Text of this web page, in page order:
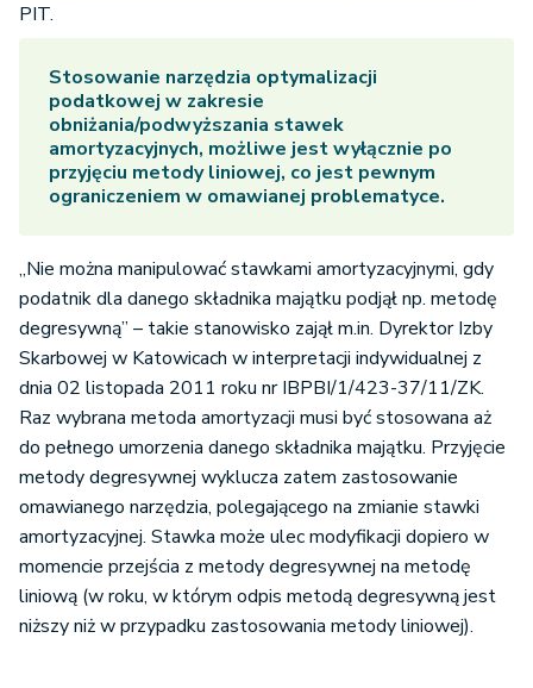
PIT.
Stosowanie narzędzia optymalizacji
podatkowej w zakresie
obniżania/podwyższania stawek
amortyzacyjnych, możliwe jest wyłącznie po
przyjęciu metody liniowej, co jest pewnym
ograniczeniem w omawianej problematyce.
„Nie można manipulować stawkami amortyzacyjnymi, gdy
podatnik dla danego składnika majątku podjął np. metodę
degresywną” – takie stanowisko zajął m.in. Dyrektor Izby
Skarbowej w Katowicach w interpretacji indywidualnej z
dnia 02 listopada 2011 roku nr IBPBI/1/423-37/11/ZK.
Raz wybrana metoda amortyzacji musi być stosowana aż
do pełnego umorzenia danego składnika majątku. Przyjęcie
metody degresywnej wyklucza zatem zastosowanie
omawianego narzędzia, polegającego na zmianie stawki
amortyzacyjnej. Stawka może ulec modyfikacji dopiero w
momencie przejścia z metody degresywnej na metodę
liniową (w roku, w którym odpis metodą degresywną jest
niższy niż w przypadku zastosowania metody liniowej).